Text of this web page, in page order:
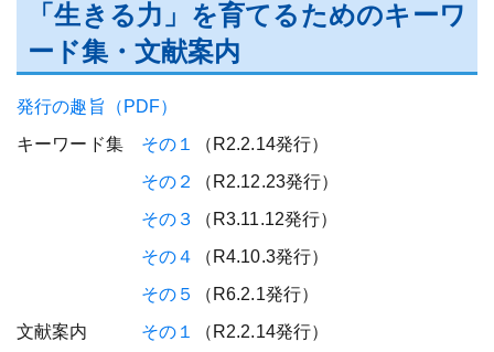
「生きる力」を育てるためのキーワ
ード集・文献案内
発行の趣旨（PDF）
キーワード集 その１
（R2.2.14発行）
その２
（R2.12.23発行）
その３
（R3.11.12発行）
その４
（R4.10.3発行）
その５
（R6.2.1発行）
文献案内 その１
（R2.2.14発行）